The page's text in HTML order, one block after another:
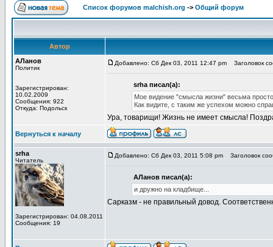
Список форумов malchish.org -> Общий форум
Автор
АЛанов
Политик
Зарегистрирован:
10.02.2009
Сообщения: 922
Откуда: Подольск
Добавлено: Сб Дек 03, 2011 12:47 pm Заголовок
srha писал(а):
Мое видение "смысла жизни" весьма
Как видите, с таким же успехом можно
Ура, товарищи! Жизнь не имеет смысла!
Вернуться к началу
srha
Читатель
Зарегистрирован: 04.08.2011
Сообщения: 19
Добавлено: Сб Дек 03, 2011 5:08 pm Заголовок
АЛанов писал(а):
и дружно на кладбище...
Сарказм - не правильный довод.